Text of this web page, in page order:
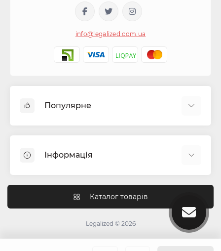
info@legalized.com.ua
Популярне
Бонги
Фільтра для самокруток
Гільзи для сигарет
Гріндери (крешери)
Ковпаки для куріння
Інформація
Як працюють перколятори в бонзі?
Чим відрізняється індика від сативи
Для чого потрібний гриндер?
Інструкція зі згортання джойнтів
Каталог товарів
Legalized © 2026